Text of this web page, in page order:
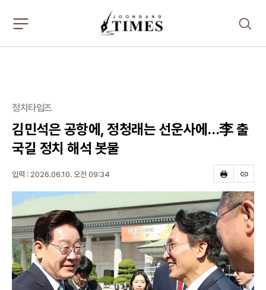
검
주
서
펼
치
기
정치타임즈
김민석은 공항에, 정청래는 선운사에…李 출
국길 정치 해석 봇물
프
린
트
스
크
랩
입력 : 2026.06.10. 오전 09:34